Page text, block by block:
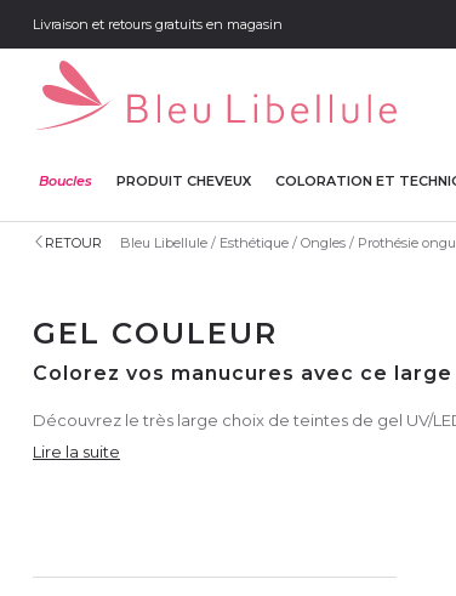
Livraison et retours gratuits en magasin
Boucles PRODUIT CHEVEUX COLORATION ET
RETOUR Bleu Libellule Esthétique Ongles Prothésie
GEL COULEUR
Colorez vos manucures avec ce
Découvrez le très large choix de teintes de gel UV/
Lire la suite